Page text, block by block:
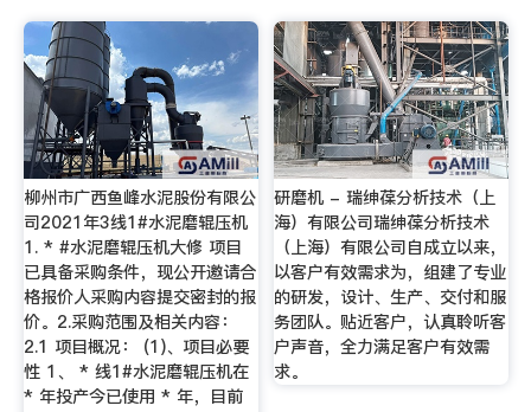
柳州市广西鱼峰水泥股份有限公
司2021年3线1#水泥磨辊压机
1. * #水泥磨辊压机大修 项目
已具备采购条件，现公开邀请合
格报价人采购内容提交密封的报
价。2.采购范围及相关内容：
2.1 项目概况： (1)、项目必要
性 1、 * 线1#水泥磨辊压机在
* 年投产今已使用 * 年，目前
研磨机 - 瑞绅葆分析技术（上
海）有限公司瑞绅葆分析技术
（上海）有限公司自成立以来，
以客户有效需求为，组建了专业
的研发，设计、生产、交付和服
务团队。贴近客户，认真聆听客
户声音，全力满足客户有效需
求。